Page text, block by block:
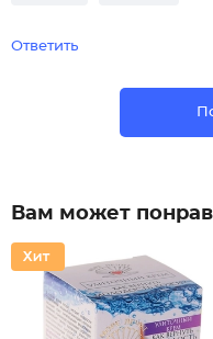
Ответить
Вам может